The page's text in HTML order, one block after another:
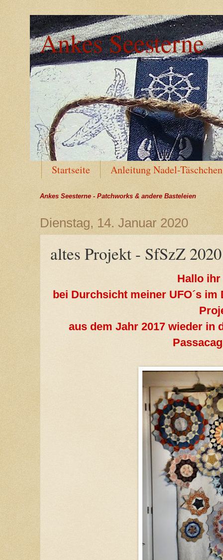
Ankes Seesterne
Startseite
Anleitung Nadel-Täschchen
Ankes Seesterne - Patchworks & andere Basteleien
Dienstag, 14. Januar 2020
altes Projekt - SfSzZ 2020
Hallo ihr
bei Durchsicht meiner UFO´s
aus dem Jahr 2017 wieder in